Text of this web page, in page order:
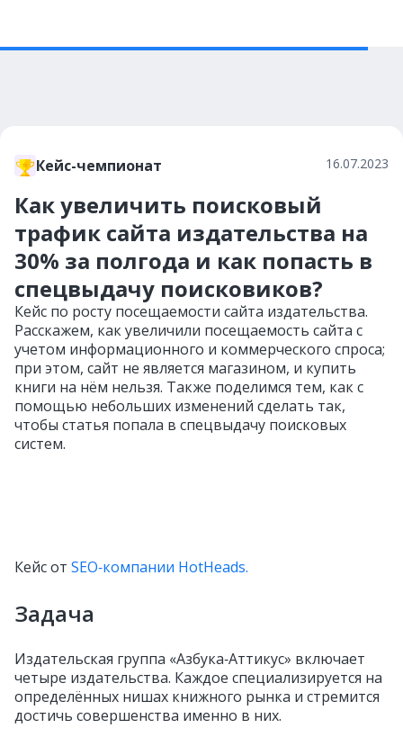
Кейс-чемпионат 16.07.2023
Как увеличить поисковый
трафик сайта издательства на
30% за полгода и как попасть в
спецвыдачу поисковиков?
Кейс по росту посещаемости сайта издательства.
Расскажем, как увеличили посещаемость сайта с
учетом информационного и коммерческого спроса;
при этом, сайт не является магазином, и купить
книги на нём нельзя. Также поделимся тем, как с
помощью небольших изменений сделать так,
чтобы статья попала в спецвыдачу поисковых
систем.
Кейс от SEO‑компании HotHeads.
Задача
Издательская группа «Азбука‑Аттикус» включает
четыре издательства. Каждое специализируется на
определённых нишах книжного рынка и стремится
достичь совершенства именно в них.